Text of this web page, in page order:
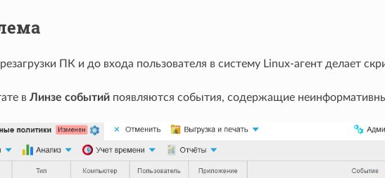
ПК и до входа пользователя в систему Linux-агент делает
в Линзе событийпоявляются события, содержащие